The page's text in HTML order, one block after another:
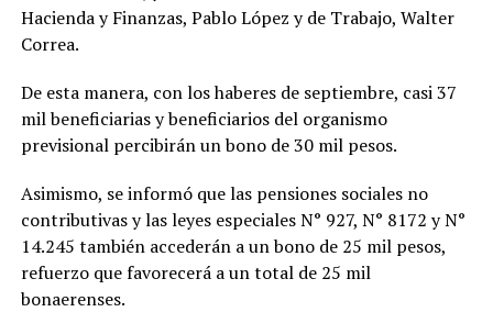
Hacienda y Finanzas, Pablo López y de Trabajo, Walter
Correa.
De esta manera, con los haberes de septiembre, casi 37
mil beneficiarias y beneficiarios del organismo
previsional percibirán un bono de 30 mil pesos.
Asimismo, se informó que las pensiones sociales no
contributivas y las leyes especiales N° 927, N° 8172 y N°
14.245 también accederán a un bono de 25 mil pesos,
refuerzo que favorecerá a un total de 25 mil
bonaerenses.